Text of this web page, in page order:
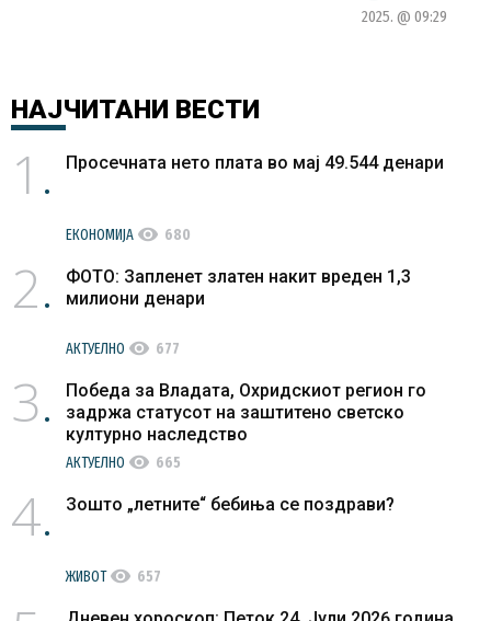
2025. @ 09:29
НАЈЧИТАНИ ВЕСТИ
1 Просечната нето плата во мај 49.544 денари
ЕКОНОМИЈА visibility 680
2
ФОТО: Запленет златен накит вреден 1,3
милиони денари
АКТУЕЛНО visibility 677
3
Победа за Владата, Охридскиот регион го
задржа статусот на заштитено светско
културно наследство
АКТУЕЛНО visibility 665
4 Зошто „летните“ бебиња се поздрави?
ЖИВОТvisibility 657